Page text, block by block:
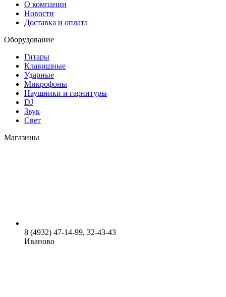
О компании
Новости
Доставка и оплата
Оборудование
Гитары
Клавишные
Ударные
Микрофоны
Наушники и гарнитуры
DJ
Звук
Свет
Магазины
8 (4932) 47-14-99, 32-43-43
Иваново